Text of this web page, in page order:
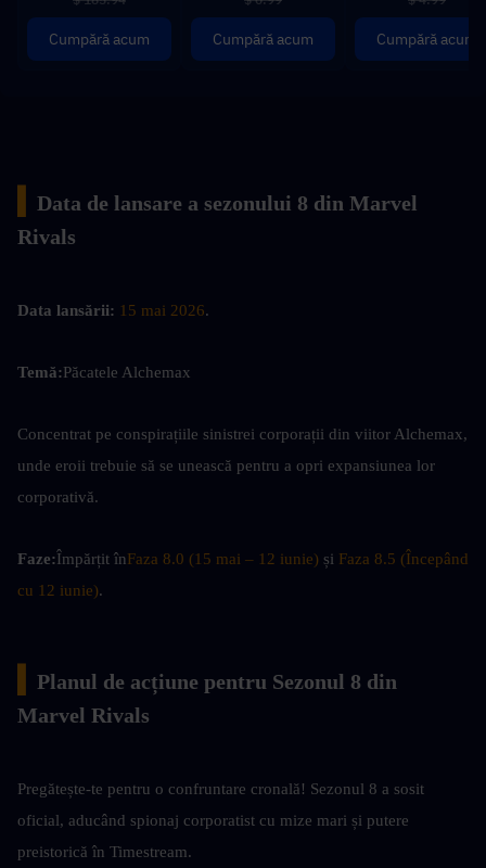
Cumpără acum Cumpără acum Cumpără acum
Data de lansare a sezonului 8 din Marvel
Rivals
Data lansării: 15 mai 2026.
Temă:Păcatele Alchemax
Concentrat pe conspirațiile sinistrei corporații din viitor Alchemax,
unde eroii trebuie să se unească pentru a opri expansiunea lor
corporativă.
Faze:Împărțit înFaza 8.0 (15 mai – 12 iunie) și Faza 8.5 (Începând
cu 12 iunie).
Planul de acțiune pentru Sezonul 8 din
Marvel Rivals
Pregătește-te pentru o confruntare cronală! Sezonul 8 a sosit
oficial, aducând spionaj corporatist cu mize mari și putere
preistorică în Timestream.